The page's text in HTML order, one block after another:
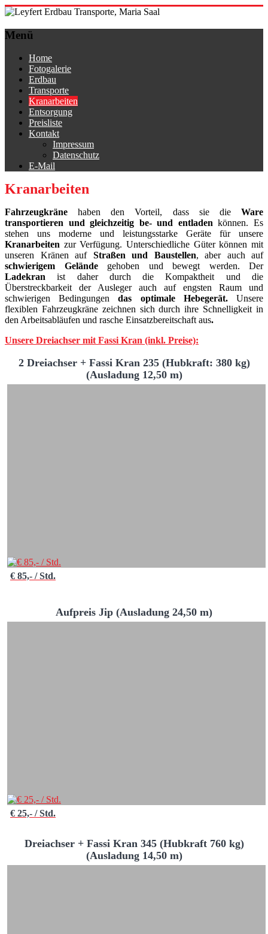
Zum
springen
Erdbau
Maria
Saal
Eine
weitere
WordPress-
Website
Menü
Home
Fotogalerie
Erdbau
Transporte
Kranarbeiten
Entsorgung
Preisliste
Kontakt
Impressum
Datenschutz
E-Mail
Kranarbeiten
Fahrzeugkräne haben den Vorteil, dass sie die Ware
transportieren und gleichzeitig be- und entladenkönnen. Es
stehen uns moderne und leistungsstarke Geräte für unsere
Kranarbeiten zur Verfügung. Unterschiedliche Güter können mit
unseren Kränen auf Straßen und Baustellen, aber auch auf
schwierigem Geländegehoben und bewegt werden. Der
Ladekran ist daher durch die Kompaktheit und die
Überstreckbarkeit der Ausleger auch auf engsten Raum und
schwierigen Bedingungendas optimale Hebegerät.Unsere
flexiblen Fahrzeugkräne zeichnen sich durch ihre Schnelligkeit in
den Arbeitsabläufen und rasche Einsatzbereitschaft aus.
Unsere Dreiachser mit Fassi Kran (inkl. Preise):
2 Dreiachser + Fassi Kran 235 (Hubkraft: 380 kg)
(Ausladung 12,50 m)
€ 85,- / Std.
Aufpreis Jip (Ausladung 24,50 m)
€ 25,- / Std.
Dreiachser + Fassi Kran 345 (Hubkraft 760 kg)
(Ausladung 14,50 m)